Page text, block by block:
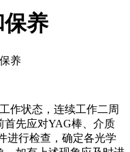
养
养
作状态，连续工作二周
首先应对YAG棒、介质
进行检查，确定各光学